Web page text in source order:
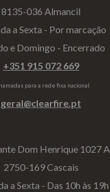
8135-036 Almancil
a Sexta - Por marcação
e Domingo - Encerrado
+351 915 072 669
para a rede fixa nacional
geral@clearfire.pt
Dom Henrique 1027 A
2750-169 Cascais
a Sexta - Das 10h às 19h